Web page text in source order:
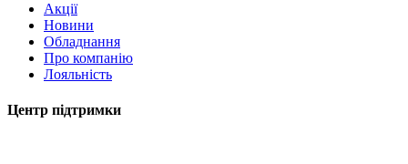
Акції
Новини
Обладнання
Про компанію
Лояльність
Центр підтримки